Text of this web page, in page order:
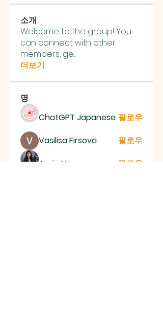
소개
Welcome to the group! You
can connect with other
members, ge...
더보기
명
ChatGPT Japanese 팔로우
Vasilisa Firsova
팔로우
Aaria Varma
팔로우